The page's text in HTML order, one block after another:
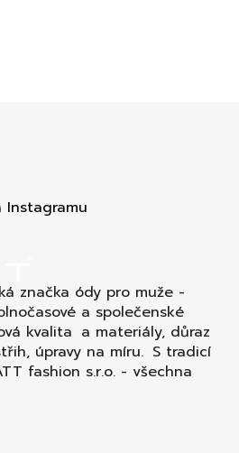
Instagramu
značka ódy pro muže -
a společenské
kvalita a materiály, důraz
úpravy na míru. S tradicí
fashion s.r.o. - všechna